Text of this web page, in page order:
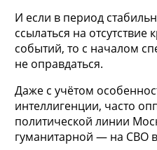
И если в период
ссылаться на
событий, то с началом
не оправдаться.
Даже с учётом
интеллигенции, часто
политической линии
гуманитарной — на СВО